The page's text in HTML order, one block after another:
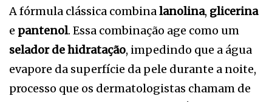
A fórmula clássica combinalanolina, glicerina
e pantenol. Essa combinação age como um
selador de hidratação, impedindo que a água
evapore da superfície da pele durante a noite,
processo que os dermatologistas chamam de